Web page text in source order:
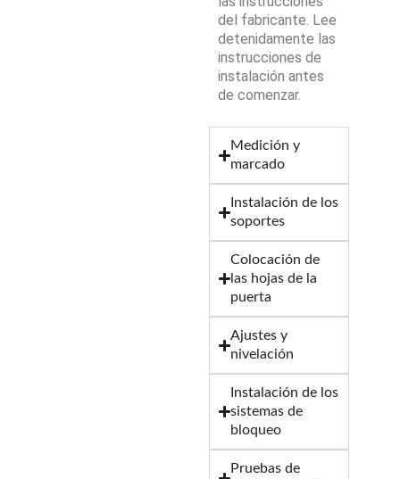
del fabricante. Lee
detenidamente las
instrucciones de
instalación antes
de comenzar.
Medición y
marcado
Instalación de los
soportes
Colocación de
las hojas de la
puerta
Ajustes y
nivelación
Instalación de los
sistemas de
bloqueo
Pruebas de